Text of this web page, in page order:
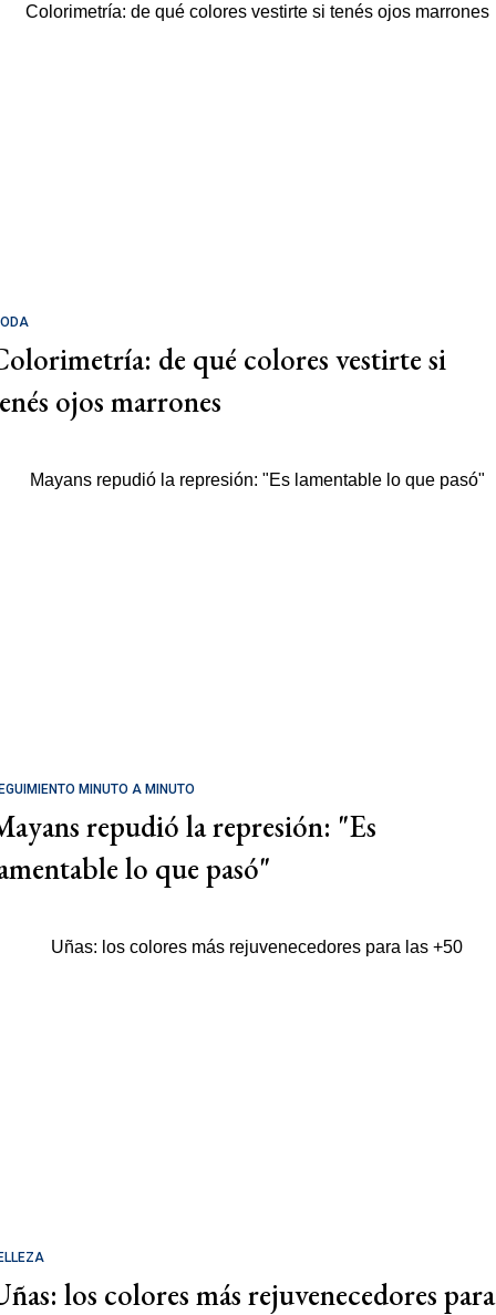
de qué colores vestirte si
ojos marrones
MINUTO A MINUTO
repudió la represión: "Es
lo que pasó"
los colores más rejuvenecedores para